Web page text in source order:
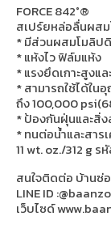
FORCE 842°®
สเปร์ยหล่อลื่นผส
* มีส่วนผสมโมลิป
* แห้งไว ฟิล์มแห้ง
* แรงยึดเกาะสูงแ
* สามารถใช้ได้ใน
ถึง 100,000
* ป้องกันฝุ่นและสิ่
* ทนต่อน้ำและสาร
11 wt. oz./312 g ร
สนใจติดต่อ บ้านซ่
LINE ID
เว็บไซด์